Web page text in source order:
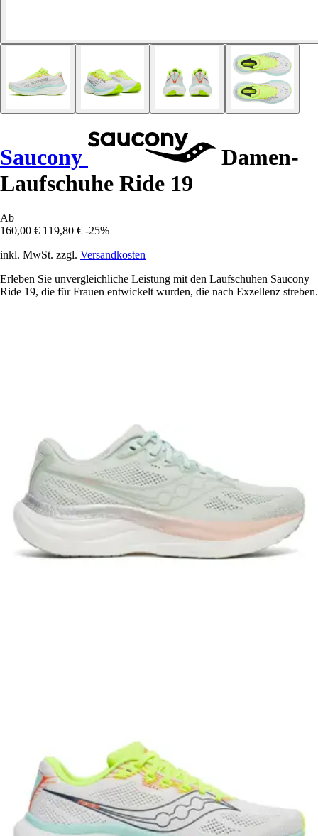
Saucony
Damen-
Laufschuhe Ride 19
Ab
160,00 € 119,80 € -25%
inkl. MwSt. zzgl. Versandkosten
Erleben Sie unvergleichliche Leistung mit den Laufschuhen Saucony
Ride 19, die für Frauen entwickelt wurden, die nach Exzellenz streben.